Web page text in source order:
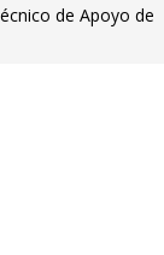
de Apoyo de